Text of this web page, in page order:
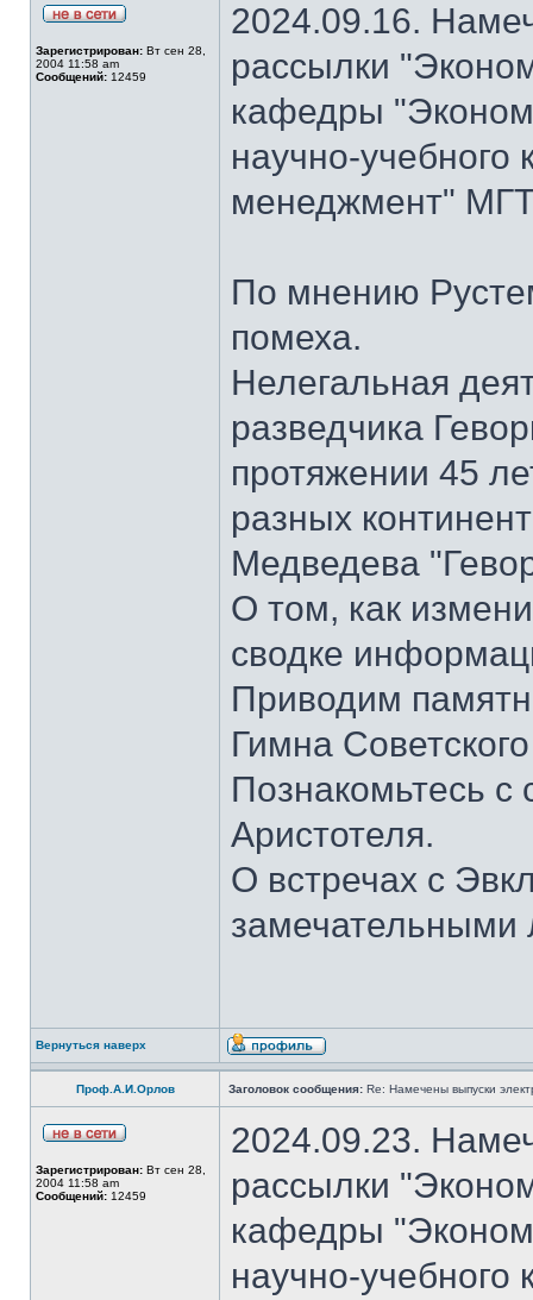
Зарегистрирован: Вт сен 28,
2004 11:58 am
Сообщений: 12459
2024.09.16.
рассылки
кафедры
научно-
менеджмент"
По мнению
помеха.
Нелегальная
разведчика
протяжении 45
разных
Медведева
О том, как
сводке
Приводим
Гимна
Познакомьтесь
Аристотеля.
О встречах с
Вернуться наверх
Проф.А.И.Орлов Заголовок сообщения: Re: Намечены выпуски
Зарегистрирован: Вт сен 28,
2004 11:58 am
Сообщений: 12459
2024.09.23.
рассылки
кафедры
научно-